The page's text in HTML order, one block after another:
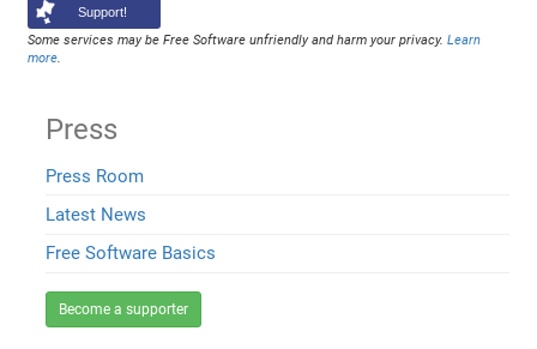
Support!
Some services may be Free Software unfriendly and harm your privacy.Learn
more.
Press
Press Room
Latest News
Free Software Basics
Become a supporter